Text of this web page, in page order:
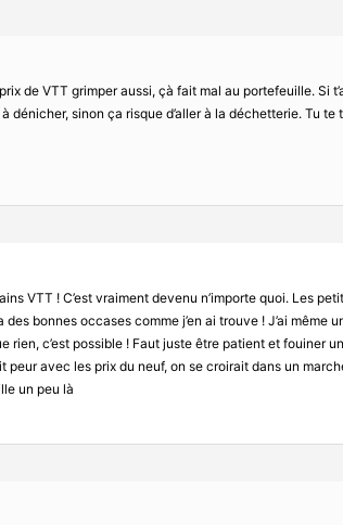
de VTT grimper aussi, çà fait mal au portefeuille. Si
dénicher, sinon ça risque d’aller à la déchetterie. Tu te
VTT ! C’est vraiment devenu n’importe quoi. Les
des bonnes occases comme j’en ai trouve ! J’ai même
rien, c’est possible ! Faut juste être patient et fouiner
peur avec les prix du neuf, on se croirait dans un
un peu là